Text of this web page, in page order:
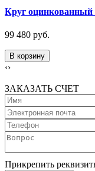
Круг
99 480 руб.
В корзину
‹›
ЗАКАЗАТЬ СЧЕТ
Прикрепить